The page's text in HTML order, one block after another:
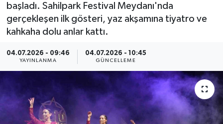
başladı. Sahilpark Festival Meydanı'nda
gerçekleşen ilk gösteri, yaz akşamına tiyatro ve
kahkaha dolu anlar kattı.
04.07.2026 - 09:46
YAYINLANMA
04.07.2026 - 10:45
GÜNCELLEME
Haber Arşivi